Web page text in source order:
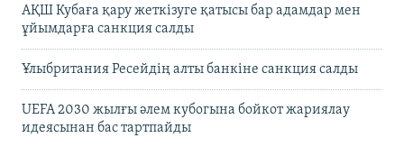
АҚШ Кубаға қару жеткізуге қатысы бар адамдар мен
ұйымдарға санкция салды
Ұлыбритания Ресейдің алты банкіне санкция салды
UEFA 2030 жылғы әлем кубогына бойкот жариялау
идеясынан бас тартпайды